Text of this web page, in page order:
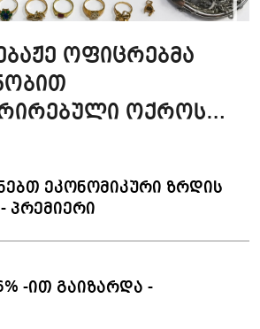
ოფიცრებმა
ოქროს
ეკონომიკური ზრდის
პრემიერი
-ით გაიზარდა -